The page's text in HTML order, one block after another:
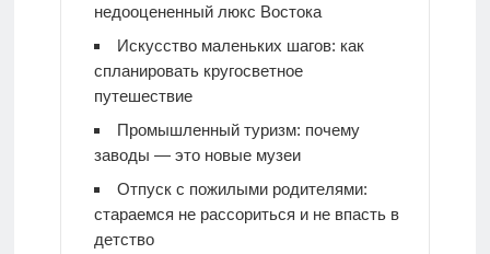
недооцененный люкс Востока
Искусство маленьких шагов: как
спланировать кругосветное
путешествие
Промышленный туризм: почему
заводы — это новые музеи
Отпуск с пожилыми родителями:
стараемся не рассориться и не впасть в
детство